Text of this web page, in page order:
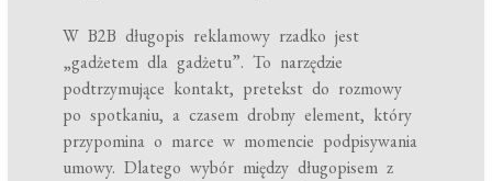
W B2B długopis reklamowy rzadko jest
„gadżetem dla gadżetu”. To narzędzie
podtrzymujące kontakt, pretekst do rozmowy
po spotkaniu, a czasem drobny element, który
przypomina o marce w momencie podpisywania
umowy. Dlatego wybór między długopisem z